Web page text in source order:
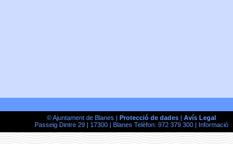
© Ajuntament de Blanes | Protecció de dades| Avís Legal
Passeig Dintre 29 | 17300 | Blanes Telèfon: 972 379 300 |
Informació